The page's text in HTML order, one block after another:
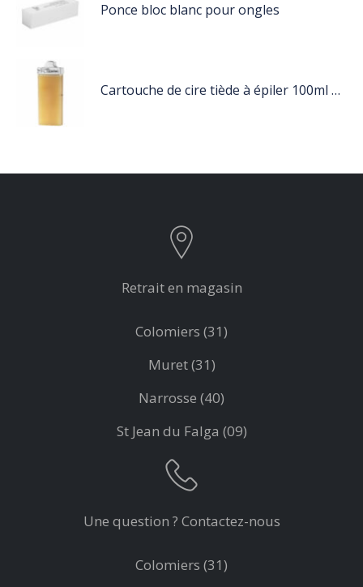
Ponce bloc blanc pour ongles
Cartouche de cire tiède à épiler 100ml miel
Retrait en magasin
Colomiers (31)
Muret (31)
Narrosse (40)
St Jean du Falga (09)
Une question ? Contactez-nous
Colomiers (31)